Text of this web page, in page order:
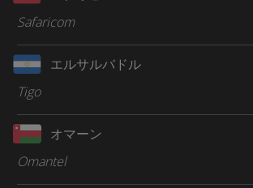
Safaricom
エルサルバドル
Tigo
オマーン
Omantel